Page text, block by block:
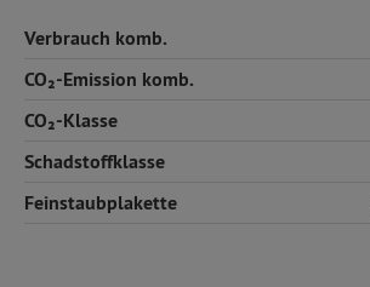
Verbrauch komb.
CO₂-Emission komb.
CO₂-Klasse
Schadstoffklasse
Feinstaubplakette